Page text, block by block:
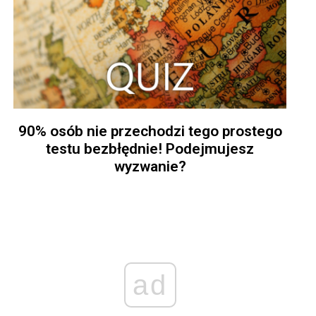
90% osób nie przechodzi tego prostego
testu bezbłędnie! Podejmujesz
wyzwanie?
ad